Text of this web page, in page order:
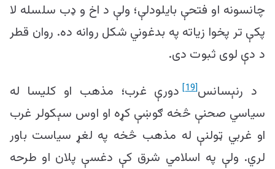
چانسونه او فتحې بایلودلې؛ ولې د اخ و ډب سلسله لا
پکې تر پخوا زیاته په بدغوني شکل روانه ده. روان قطر
د دې لوی ثبوت دی.
د رنېسانس[19]
دورې غرب؛ مذهب او کلیسا له
سیاسي صحنې څخه ګوښې کړه او اوس سېکولر غرب
او غربي ټولنې له مذهب څخه په لغړ سیاست باور
لري. ولې په اسلامي شرق کې دغسې پلان او طرحه